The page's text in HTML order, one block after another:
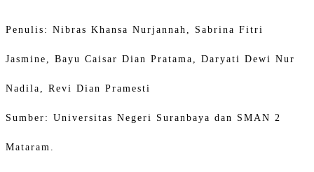
Penulis: Nibras Khansa Nurjannah, Sabrina Fitri
Jasmine, Bayu Caisar Dian Pratama, Daryati Dewi Nur
Nadila, Revi Dian Pramesti
Sumber: Universitas Negeri Suranbaya dan SMAN 2
Mataram.